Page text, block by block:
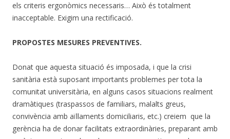
els criteris ergonòmics necessaris… Això és totalment
inacceptable. Exigim una rectificació.
PROPOSTES MESURES PREVENTIVES.
Donat que aquesta situació és imposada, i que la crisi
sanitària està suposant importants problemes per tota la
comunitat universitària, en alguns casos situacions realment
dramàtiques (traspassos de familiars, malalts greus,
convivència amb aïllaments domiciliaris, etc.) creiem que la
gerència ha de donar facilitats extraordinàries, preparant amb